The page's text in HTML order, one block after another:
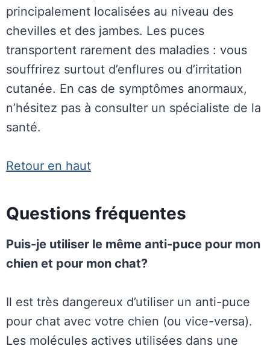
principalement localisées au niveau des
chevilles et des jambes. Les puces
transportent rarement des maladies : vous
souffrirez surtout d’enflures ou d’irritation
cutanée. En cas de symptômes anormaux,
n’hésitez pas à consulter un spécialiste de la
santé.
Retour en haut
Questions fréquentes
Puis-je utiliser le même anti-puce pour mon
chien et pour mon chat?
Il est très dangereux d’utiliser un anti-puce
pour chat avec votre chien (ou vice-versa).
Les molécules actives utilisées dans une